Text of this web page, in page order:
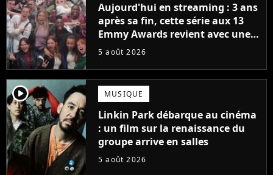
Aujourd'hui en streaming : 3 ans
après sa fin, cette série aux 13
Emmy Awards revient avec une
suite... totalement différente
5 août 2026
player2 MUSIQUE
Linkin Park débarque au cinéma
: un film sur la renaissance du
groupe arrive en salles
5 août 2026